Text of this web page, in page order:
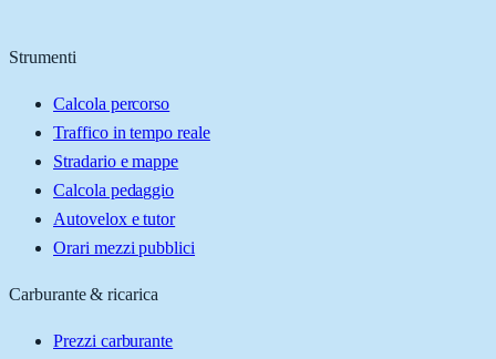
Strumenti
Calcola percorso
Traffico in tempo reale
Stradario e mappe
Calcola pedaggio
Autovelox e tutor
Orari mezzi pubblici
Carburante & ricarica
Prezzi carburante